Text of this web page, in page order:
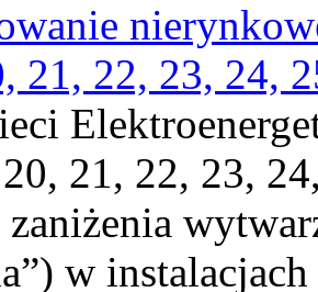
21, 22, 23, 24,
21, 22, 23,
zaniżenia
w